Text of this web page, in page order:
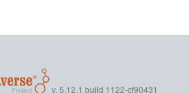
v. 5.12.1 build 1122-cf90431